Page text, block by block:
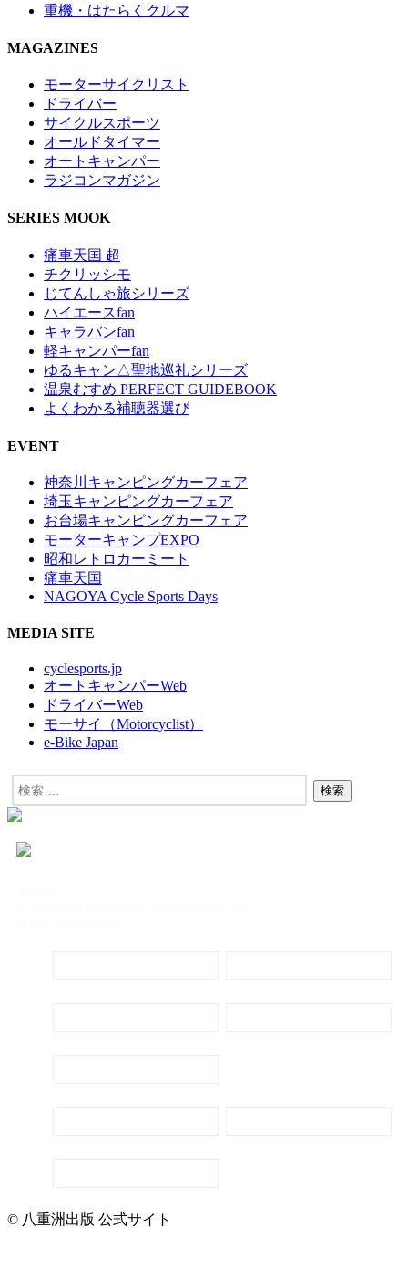
重機・はたらくクルマ
MAGAZINES
モーターサイクリスト
ドライバー
サイクルスポーツ
オールドタイマー
オートキャンパー
ラジコンマガジン
SERIES MOOK
痛車天国 超
チクリッシモ
じてんしゃ旅シリーズ
ハイエースfan
キャラバンfan
軽キャンパーfan
ゆるキャン△聖地巡礼シリーズ
温泉むすめ PERFECT GUIDEBOOK
よくわかる補聴器選び
EVENT
神奈川キャンピングカーフェア
埼玉キャンピングカーフェア
お台場キャンピングカーフェア
モーターキャンプEXPO
昭和レトロカーミート
痛車天国
NAGOYA Cycle Sports Days
MEDIA SITE
cyclesports.jp
オートキャンパーWeb
ドライバーWeb
モーサイ（Motorcyclist）
e-Bike Japan
© 八重洲出版 公式サイト